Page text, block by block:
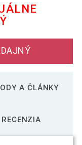
A ČLÁNKY
RECENZIA